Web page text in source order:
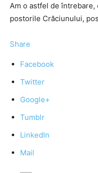
Am o astfel de
postorile Crăciunului,
Share
Facebook
Twitter
Google+
Tumblr
LinkedIn
Mail